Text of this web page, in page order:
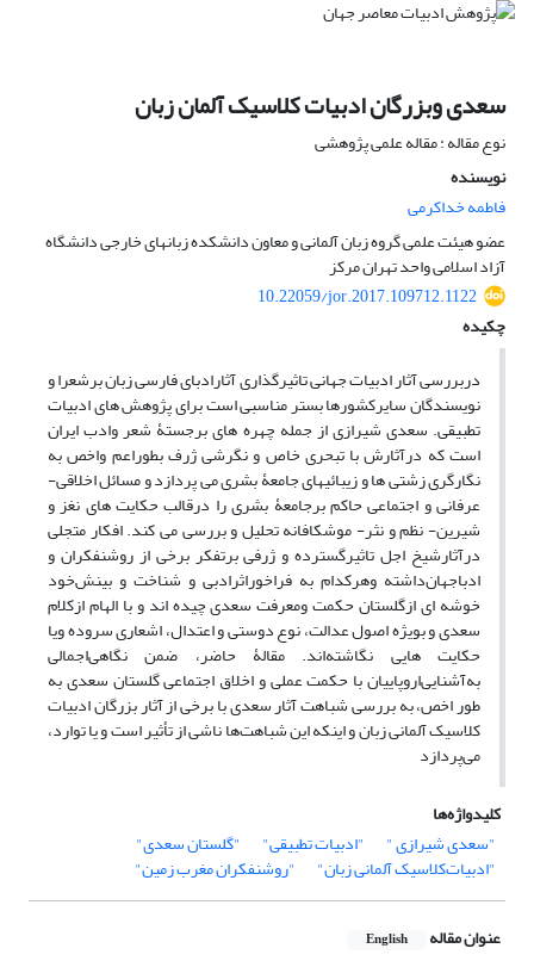
سعدی وبزرگان‌ ادبیات کلاسیک آلمان زبان
نوع مقاله : مقاله علمی پژوهشی
نویسنده
فاطمه خداکرمی
عضو هیئت علمی گروه زبان آلمانی و معاون دانشکده زبانهای خارجی دانشگاه
آزاد اسلامی واحد تهران مرکز
10.22059/jor.2017.109712.1122
چکیده
دربررسی آثار ادبیات جهانی تاثیرگذاری آثارادبای فارسی زبان برشعرا و
نویسندگان سایرکشورها بستر مناسبی ‌است برای پژوهش های ادبیات
تطبیقی. سعدی شیرازی از جمله ‌چهره های برجستۀ شعر وادب ایران
است که درآثارش با تبحری خاص و نگرشی ژرف بطوراعم واخص به
نگارگری زشتی ها و زیبائیهای جامعۀ بشری می پردازد و مسائل اخلاقی-
عرفانی و اجتماعی حاکم برجامعۀ بشری را درقالب حکایت های نغز و
شیرین- نظم و نثر- موشکافانه تحلیل و بررسی می کند. افکار متجلی
درآثارشیخ اجل تاثیرگسترده و ژرفی برتفکر برخی از روشنفکران و
ادباجهان‌داشته وهرکدام به فراخور‌‌اثر‌ادبی و شناخت و بینش‌خود
خوشه ای ازگلستان حکمت ومعرفت سعدی چیده اند و با الهام ازکلام
سعدی و بویژه اصول عدالت، نوع دوستی و اعتدال، اشعاری سروده ویا
حکایت هایی نگاشته‌اند. مقالۀ حاضر، ضمن نگاهی‌اجمالی
به‌آشنایی‌اروپاییان با حکمت عملی و اخلاق اجتماعی‌ گلستان سعدی به
طور اخص، به بررسی ‌شباهت آثار سعدی با برخی از آثار بزرگان ادبیات
کلاسیک آلمانی زبان و اینکه این ‌شباهت‌ها ناشی ‌از تأثیر است و یا توارد،
می‌پردازد
کلیدواژه‌ها
"سعدی شیرازی "
"ادبیات‌ تطبیقی" "گلستان سعدی"
"ادبیات‌کلاسیک آلمانی زبان" "روشنفکران مغرب زمین"
عنوان مقاله English